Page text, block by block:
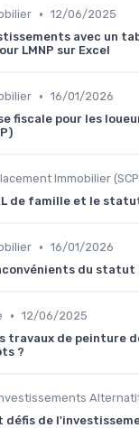
• 12/06/2025
avec un
LMNP sur Excel
• 16/01/2026
fiscale pour les
Immobilier
de famille et le
• 16/01/2026
du statut
• 12/06/2025
travaux de peinture
?
défis de